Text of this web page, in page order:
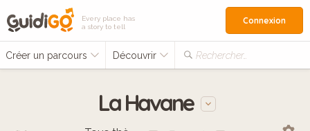
Every place has
a story to tell
Créer un parcours Découvrir Rechercher…
Connexion
La Havane